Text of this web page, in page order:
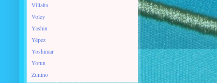
Villalta
Voley
Yashin
Yèpez
Yoshimar
Yotun
Zunino